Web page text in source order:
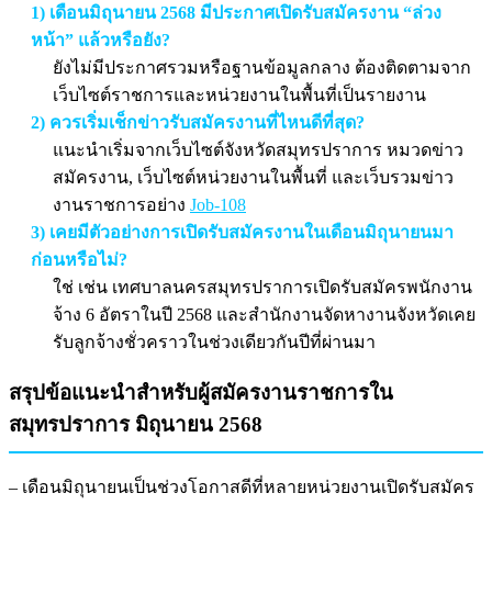
1) เดือนมิถุนายน 2568 มีประกาศเปิดรับสมัครงาน “ล่วง
หน้า” แล้วหรือยัง?
ยังไม่มีประกาศรวมหรือฐานข้อมูลกลาง ต้องติดตามจาก
เว็บไซต์ราชการและหน่วยงานในพื้นที่เป็นรายงาน
2) ควรเริ่มเช็กข่าวรับสมัครงานที่ไหนดีที่สุด?
แนะนำเริ่มจากเว็บไซต์จังหวัดสมุทรปราการ หมวดข่าว
สมัครงาน, เว็บไซต์หน่วยงานในพื้นที่ และเว็บรวมข่าว
งานราชการอย่าง Job-108
3) เคยมีตัวอย่างการเปิดรับสมัครงานในเดือนมิถุนายนมา
ก่อนหรือไม่?
ใช่ เช่น เทศบาลนครสมุทรปราการเปิดรับสมัครพนักงาน
จ้าง 6 อัตราในปี 2568 และสำนักงานจัดหางานจังหวัดเคย
รับลูกจ้างชั่วคราวในช่วงเดียวกันปีที่ผ่านมา
สรุปข้อแนะนำสำหรับผู้สมัครงานราชการใน
สมุทรปราการ มิถุนายน 2568
– เดือนมิถุนายนเป็นช่วงโอกาสดีที่หลายหน่วยงานเปิดรับสมัคร